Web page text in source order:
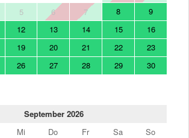
5 6 7 8
9
12 13 14 15
16
19 20 21 22
23
26 27 28 29
30
September 2026
Mi Do Fr Sa
So